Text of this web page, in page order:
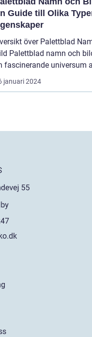
Guide till Olika
över Palettblad
och bild är
fascinerande universum
januari 2024